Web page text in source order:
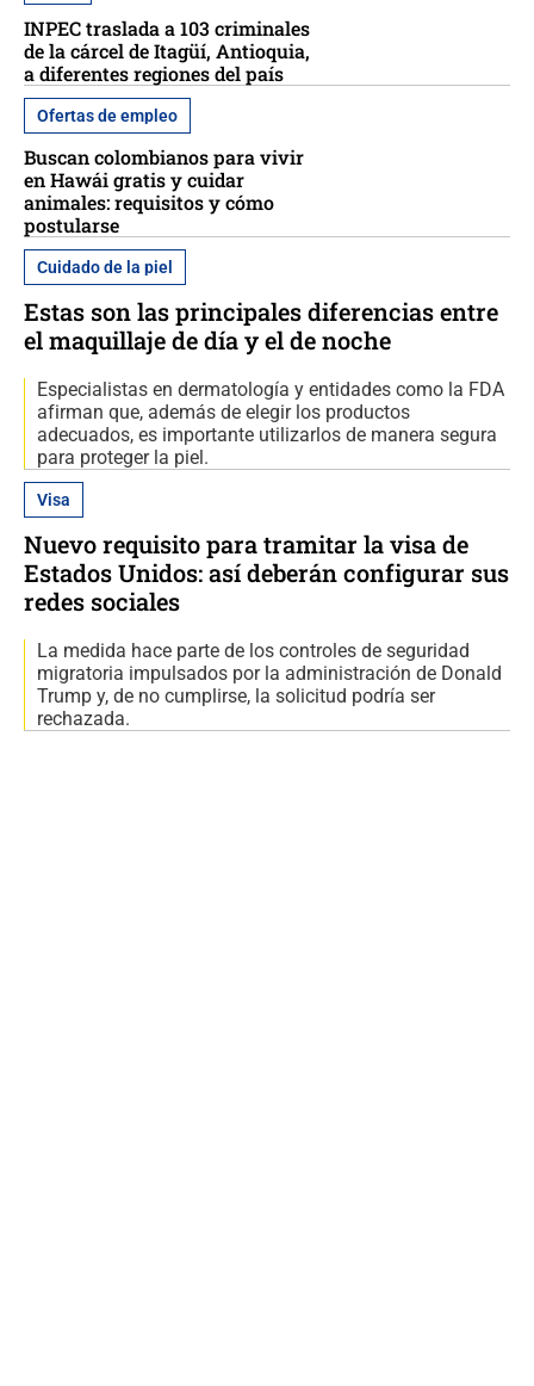
INPEC traslada a 103 criminales
de la cárcel de Itagüí, Antioquia,
a diferentes regiones del país
Ofertas de empleo
Buscan colombianos para vivir
en Hawái gratis y cuidar
animales: requisitos y cómo
postularse
Cuidado de la piel
Estas son las principales diferencias entre
el maquillaje de día y el de noche
Especialistas en dermatología y entidades como la FDA
afirman que, además de elegir los productos
adecuados, es importante utilizarlos de manera segura
para proteger la piel.
Visa
Nuevo requisito para tramitar la visa de
Estados Unidos: así deberán configurar sus
redes sociales
La medida hace parte de los controles de seguridad
migratoria impulsados por la administración de Donald
Trump y, de no cumplirse, la solicitud podría ser
rechazada.